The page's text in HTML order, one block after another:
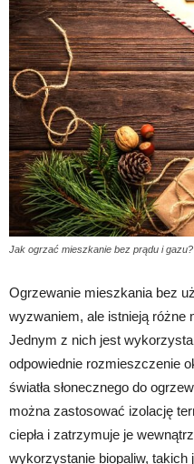
Jak ogrzać mieszkanie bez prądu i gazu?
Ogrzewanie mieszkania bez
wyzwaniem, ale istnieją różne
Jednym z nich jest
odpowiednie rozmieszczenie
światła słonecznego do
można zastosować izolację
ciepła i zatrzymuje je
wykorzystanie biopaliw,